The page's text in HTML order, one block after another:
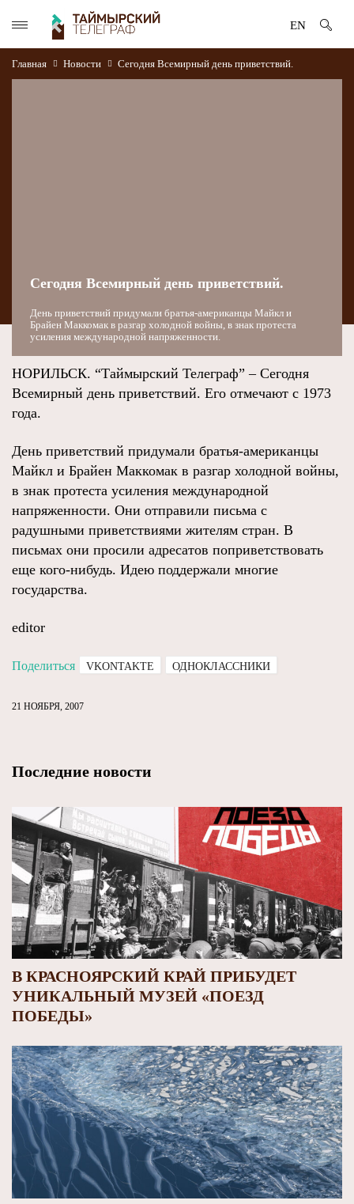
EN
Главная Новости Сегодня Всемирный день приветствий.
Сегодня Всемирный день приветствий.
День приветствий придумали братья-американцы Майкл и
Брайен Маккомак в разгар холодной войны, в знак протеста
усиления международной напряженности.
НОРИЛЬСК. “Таймырский Телеграф” – Сегодня
Всемирный день приветствий. Его отмечают с 1973
года.
День приветствий придумали братья-американцы
Майкл и Брайен Маккомак в разгар холодной войны,
в знак протеста усиления международной
напряженности. Они отправили письма с
радушными приветствиями жителям стран. В
письмах они просили адресатов поприветствовать
еще кого-нибудь. Идею поддержали многие
государства.
editor
Поделиться VKONTAKTE ОДНОКЛАССНИКИ
21 НОЯБРЯ, 2007
Последние новости
В КРАСНОЯРСКИЙ КРАЙ ПРИБУДЕТ
УНИКАЛЬНЫЙ МУЗЕЙ «ПОЕЗД
ПОБЕДЫ»